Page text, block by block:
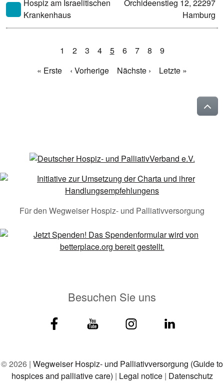
Hospiz am Israelitischen
Krankenhaus
Orchideenstieg 12, 22297
Hamburg
1 2 3 4 5 6 7 8
9
« Erste
‹ Vorherige Nächste › Letzte »
Für den Wegweiser Hospiz- und Palliativversorgung
Besuchen Sie uns
© 2026 | Wegweiser Hospiz- und Palliativversorgung (Guide to
hospices and palliative care) | Legal notice| Datenschutz